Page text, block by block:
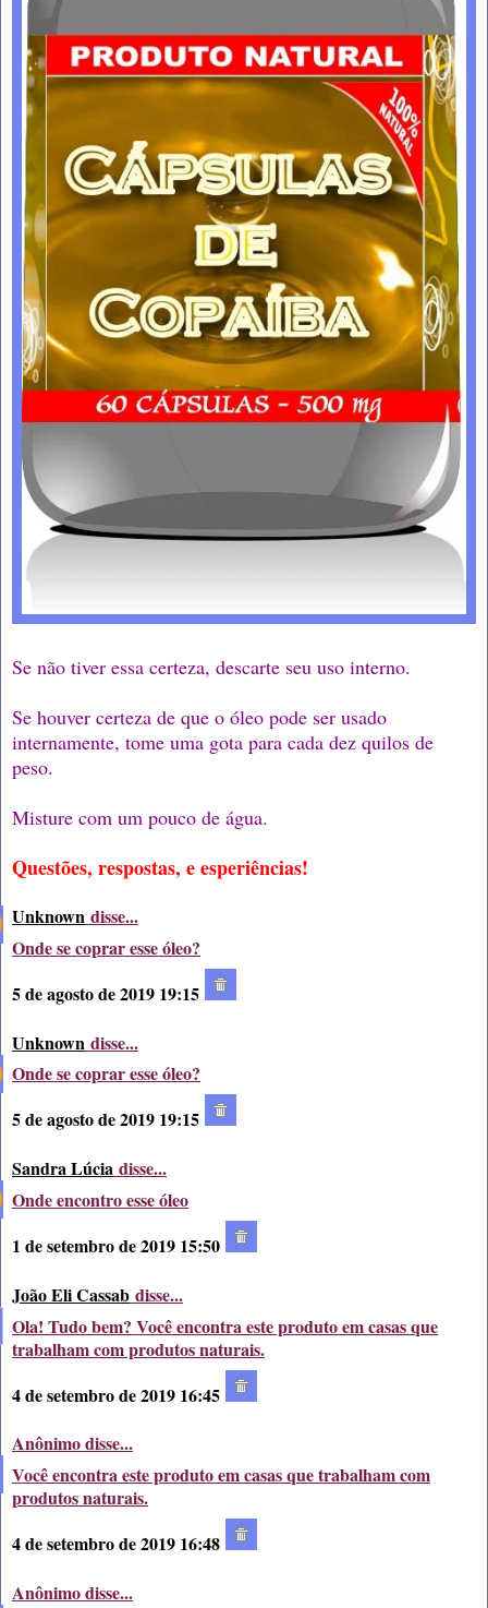
Se não tiver essa certeza, descarte seu uso interno.
Se houver certeza de que o óleo pode ser usado
internamente, tome uma gota para cada dez quilos de
peso.
Misture com um pouco de água.
Questões, respostas, e esperiências!
Unknown disse...
Onde se coprar esse óleo?
5 de agosto de 2019 19:15
Unknown disse...
Onde se coprar esse óleo?
5 de agosto de 2019 19:15
Sandra Lúcia disse...
Onde encontro esse óleo
1 de setembro de 2019 15:50
João Eli Cassab disse...
Ola! Tudo bem? Você encontra este produto em casas que
trabalham com produtos naturais.
4 de setembro de 2019 16:45
Anônimo disse...
Você encontra este produto em casas que trabalham com
produtos naturais.
4 de setembro de 2019 16:48
Anônimo disse...